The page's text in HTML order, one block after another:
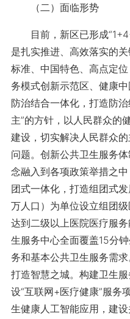
（二）面临形势
目前，新区已形成
是扎实推进、高效落实的
标准、中国特色、高点定
务模式创新示范区、健康
防治结合一体化，打造防
主”的方针，以人民群众的
建设，切实解决人民群众
问题。创新公共卫生服务
念融入到各项政策举措之
团式一体化，打造组团式
万人口）为单位设立组团
达到二级以上医院医疗服
生服务中心全面覆盖15分
务和基本公共卫生服务需
打造智慧之城。构建卫生
设“互联网+医疗健康”服务
生健康人工智能应用，建